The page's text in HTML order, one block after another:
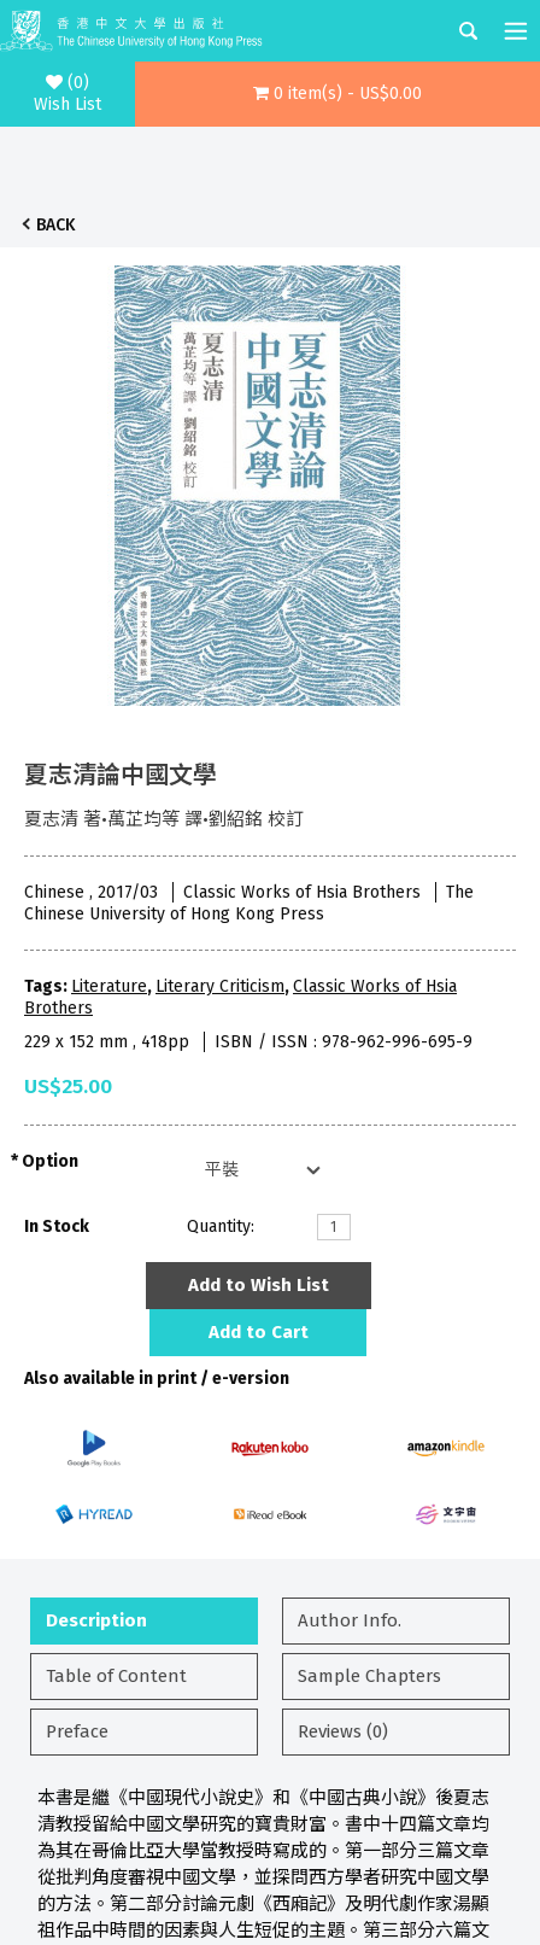
(0)
Wish List
0 item(s) - US$0.00
BACK
夏志清論中國文學
夏志清 著•萬芷均等 譯•劉紹銘 校訂
Chinese , 2017/03 Classic Works of Hsia Brothers
The
Chinese University of Hong Kong Press
Tags: Literature, Literary Criticism,Classic Works of Hsia
Brothers
229 x 152 mm , 418pp
ISBN / ISSN : 978-962-996-695-9
US$25.00
Option
In Stock Quantity:
Add to Wish List
Add to Cart
Also available in print / e-version
Description Author Info.
Table of Content Sample Chapters
Preface Reviews (0)
本書是繼《中國現代小說史》和《中國古典小說》後夏志
清教授留給中國文學研究的寶貴財富。書中十四篇文章均
為其在哥倫比亞大學當教授時寫成的。第一部分三篇文章
從批判角度審視中國文學，並探問西方學者研究中國文學
的方法。第二部分討論元劇《西廂記》及明代劇作家湯顯
祖作品中時間的因素與人生短促的主題。第三部分六篇文